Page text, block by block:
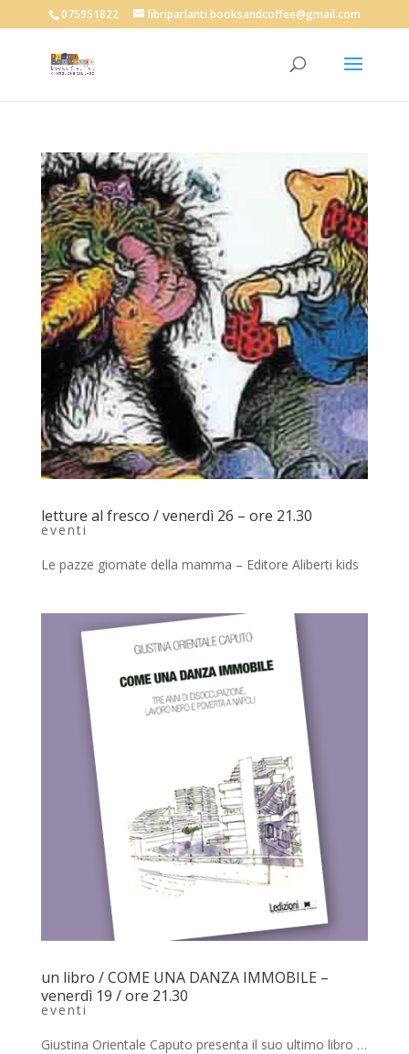
075951822 libriparlanti.booksandcoffee@gmail.com
letture al fresco / venerdì 26 – ore 21.30
eventi
Le pazze giornate della mamma – Editore Aliberti kids
un libro / COME UNA DANZA IMMOBILE –
venerdì 19 / ore 21.30
eventi
Giustina Orientale Caputo presenta il suo ultimo libro …